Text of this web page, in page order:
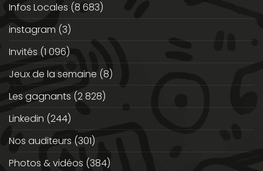
Infos Locales (8 683)
instagram (3)
Invités (1 096)
Jeux de la semaine (8)
Les gagnants (2 828)
Linkedin (244)
Nos auditeurs (301)
Photos & vidéos (384)